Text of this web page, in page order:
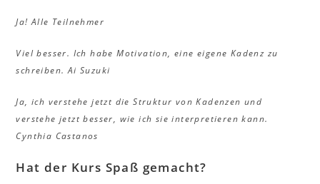
Ja! Alle Teilnehmer
Viel besser. Ich habe Motivation, eine eigene Kadenz zu
schreiben. Ai Suzuki
Ja, ich verstehe jetzt die Struktur von Kadenzen und
verstehe jetzt besser, wie ich sie interpretieren kann.
Cynthia Castanos
Hat der Kurs Spaß gemacht?